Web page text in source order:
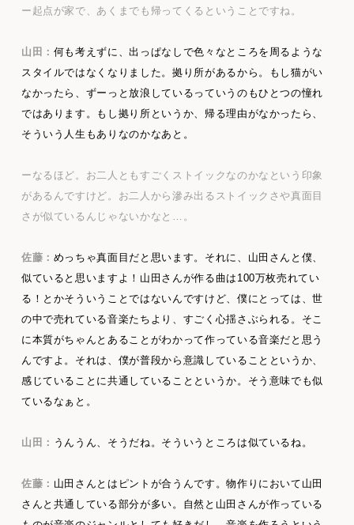
ー起点が家で、あくまでも帰ってくるということですね。
山田： 何も考えずに、出っぱなしで色々なところを周るような
スタイルではなくなりました。拠り所があるから。もし猫がい
なかったら、ずーっと放浪しているっていうのもひとつの憧れ
ではあります。もし拠り所というか、帰る理由がなかったら、
そういう人生もありなのかなあと。
ーなるほど。お二人ともすごくストイックなのかなという印象
があるんですけど。お二人から滲み出るストイックさや真面目
さが似ているんじゃないかなと…。
佐藤： めっちゃ真面目だと思います。それに、山田さんと僕、
似ていると思いますよ！山田さんが作る曲は100万枚売れてい
る！とかそういうことではないんですけど、僕にとっては、世
の中で売れている音楽たちより、すごく心揺さぶられる。そこ
に本質がちゃんとあることがわかって作っている音楽だと思う
んですよ。それは、僕が普段から意識していることというか、
感じていることに共通していることというか。そう意味でも似
ているなぁと。
山田： うんうん、そうだね。そういうところは似ているね。
佐藤： 山田さんとはピントが合うんです。物作りにおいて山田
さんと共通している部分が多い。自然と山田さんが作っている